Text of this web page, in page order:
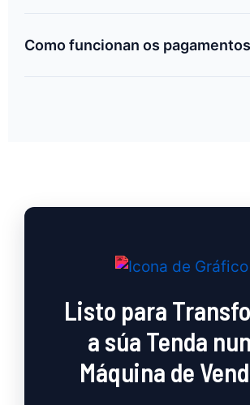
Como funcionan os
Listo para
a súa Tenda
Máquina de